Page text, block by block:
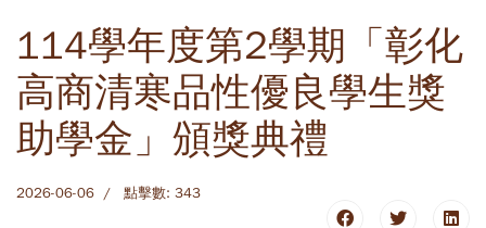
114學年度第2學期「彰化
高商清寒品性優良學生獎
助學金」頒獎典禮
2026-06-06 點擊數: 343